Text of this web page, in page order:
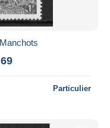
Particulier